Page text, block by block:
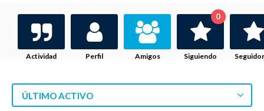
Actividad Perfil Amigos Siguiendo
0
ÚLTIMO ACTIVO